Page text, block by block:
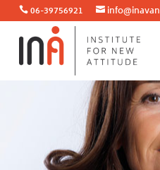
06-39756921 